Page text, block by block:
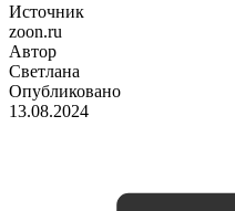
Источник
zoon.ru
Автор
Светлана
Опубликовано
13.08.2024